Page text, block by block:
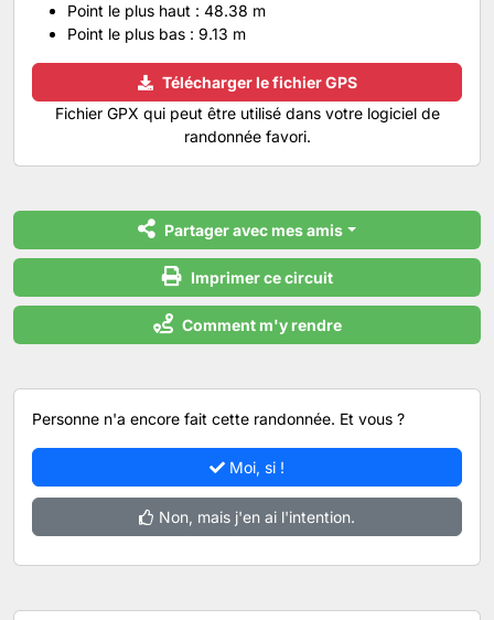
Point le plus haut : 48.38 m
Point le plus bas : 9.13 m
Télécharger le fichier GPS
Fichier GPX qui peut être utilisé dans votre logiciel de
randonnée favori.
Partager avec mes amis
Imprimer ce circuit
Comment m'y rendre
Personne n'a encore fait cette randonnée. Et vous ?
Moi, si !
Non, mais j'en ai l'intention.